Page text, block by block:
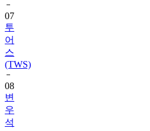
07
투
어
스
(TWS)
08
변
우
석